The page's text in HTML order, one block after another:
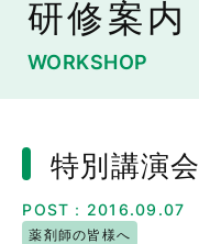
研修案内
WORKSHOP
特別講演会
POST：2016.09.07
薬剤師の皆様へ